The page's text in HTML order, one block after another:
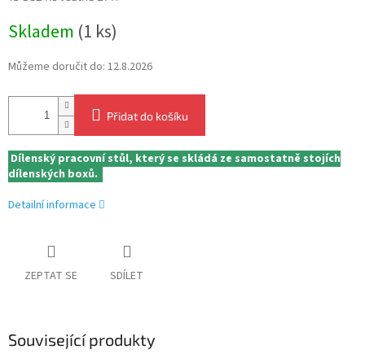
cena:
Skladem (1 ks)
Můžeme doručit do: 12.8.2026
Přidat do košíku
Dílenský pracovní stůl, který se skládá ze samostatně stojích
dílenských boxů.
Detailní informace
ZEPTAT SE SDÍLET
Související produkty